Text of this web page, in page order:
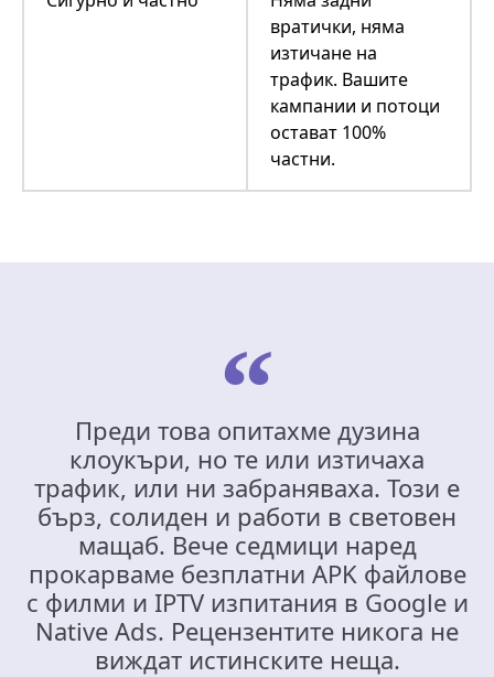
вратички, няма
изтичане на
трафик. Вашите
кампании и потоци
остават 100%
частни.
Преди това опитахме дузина
клоукъри, но те или изтичаха
трафик, или ни забраняваха. Този е
бърз, солиден и работи в световен
мащаб. Вече седмици наред
прокарваме безплатни APK файлове
с филми и IPTV изпитания в Google и
Native Ads. Рецензентите никога не
виждат истинските неща.